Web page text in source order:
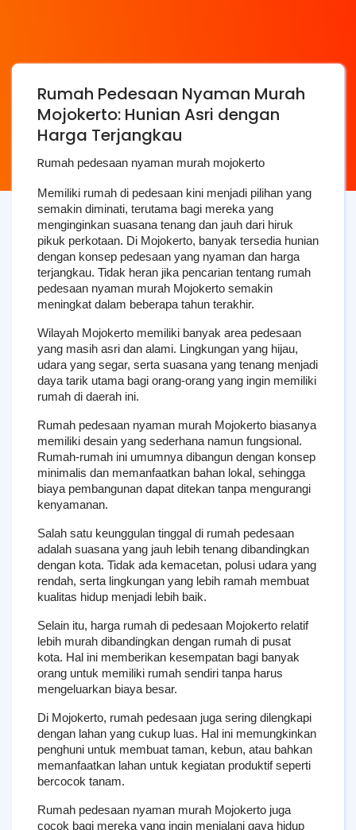
Rumah Pedesaan Nyaman Murah
Mojokerto: Hunian Asri dengan
Harga Terjangkau
Rumah pedesaan nyaman murah mojokerto
Memiliki rumah di pedesaan kini menjadi pilihan yang
semakin diminati, terutama bagi mereka yang
menginginkan suasana tenang dan jauh dari hiruk
pikuk perkotaan. Di Mojokerto, banyak tersedia hunian
dengan konsep pedesaan yang nyaman dan harga
terjangkau. Tidak heran jika pencarian tentang rumah
pedesaan nyaman murah Mojokerto semakin
meningkat dalam beberapa tahun terakhir.
Wilayah Mojokerto memiliki banyak area pedesaan
yang masih asri dan alami. Lingkungan yang hijau,
udara yang segar, serta suasana yang tenang menjadi
daya tarik utama bagi orang-orang yang ingin memiliki
rumah di daerah ini.
Rumah pedesaan nyaman murah Mojokerto biasanya
memiliki desain yang sederhana namun fungsional.
Rumah-rumah ini umumnya dibangun dengan konsep
minimalis dan memanfaatkan bahan lokal, sehingga
biaya pembangunan dapat ditekan tanpa mengurangi
kenyamanan.
Salah satu keunggulan tinggal di rumah pedesaan
adalah suasana yang jauh lebih tenang dibandingkan
dengan kota. Tidak ada kemacetan, polusi udara yang
rendah, serta lingkungan yang lebih ramah membuat
kualitas hidup menjadi lebih baik.
Selain itu, harga rumah di pedesaan Mojokerto relatif
lebih murah dibandingkan dengan rumah di pusat
kota. Hal ini memberikan kesempatan bagi banyak
orang untuk memiliki rumah sendiri tanpa harus
mengeluarkan biaya besar.
Di Mojokerto, rumah pedesaan juga sering dilengkapi
dengan lahan yang cukup luas. Hal ini memungkinkan
penghuni untuk membuat taman, kebun, atau bahkan
memanfaatkan lahan untuk kegiatan produktif seperti
bercocok tanam.
Rumah pedesaan nyaman murah Mojokerto juga
cocok bagi mereka yang ingin menjalani gaya hidup